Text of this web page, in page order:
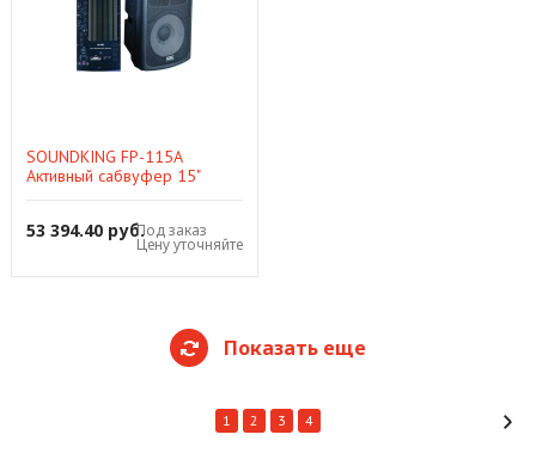
SOUNDKING FP-115A
Активный сабвуфер 15"
53 394.40 руб.Под заказ
Цену уточняйте
Показать еще
1 2 3 4